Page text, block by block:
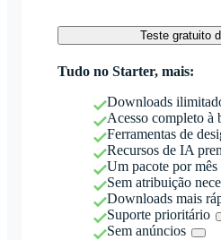
Teste gratuito
Tudo no Starter, mais:
Downloads
Acesso completo à
Ferramentas de
Recursos de IA
Um pacote por mês
Sem atribuição
Downloads mais
Suporte prioritário
Sem anúncios